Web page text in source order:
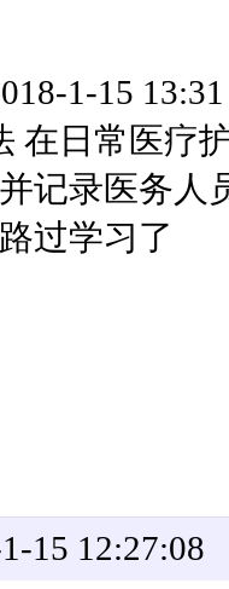
1-15 13:31
在日常医疗
记录医务人
过学习了
15 12:27:08